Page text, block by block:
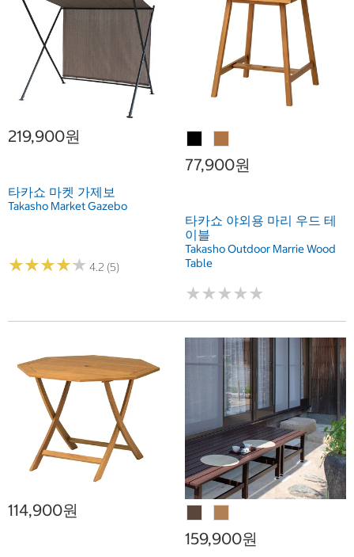
219,900원
타카쇼 마켓 가제보
Takasho Market Gazebo
★★★★★
★★★★★ 4.2 (5)
77,900원
타카쇼 야외용 마리 우드 테
이블
Takasho Outdoor Marrie Wood
Table
★★★★★
★★★★★
114,900원
159,900원